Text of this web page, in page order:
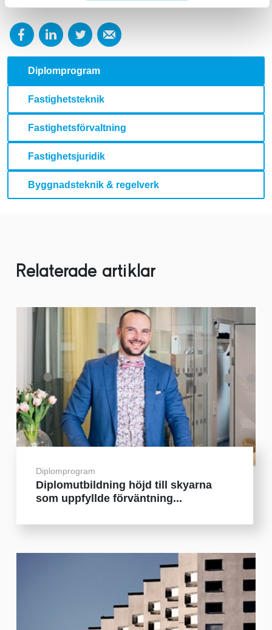
Diplomprogram
Fastighetsteknik
Fastighetsförvaltning
Fastighetsjuridik
Byggnadsteknik & regelverk
Relaterade artiklar
Diplomprogram
Diplomutbildning höjd till skyarna
som uppfyllde förväntning...